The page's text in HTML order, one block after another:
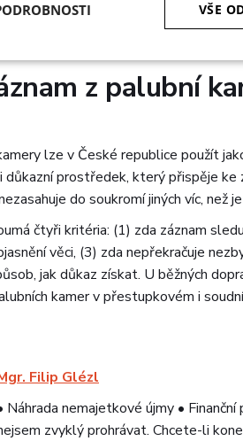
z palubní
lze v České republice použít
důkazní prostředek, který přispěje
do soukromí jiných víc, než
čtyři kritéria: (1) zda záznam
věci, (3) zda nepřekračuje
jak důkaz získat. U běžných
kamer v přestupkovém i
Filip Glézl
Náhrada nemajetkové újmy •
zvyklý prohrávat. Chcete-li
VŠE
Analytika
Nezbytně nutné soubory Analytika
cookie umožňují základní funkce webových
nutných souborů cookie správně používat.
Poskytovatel
/ Doména
Vyprší Popis
Poskytovatel
Vyprší Popis
Vyprší Popis
Poskytovatel/Doména
www.ebolestne.cz